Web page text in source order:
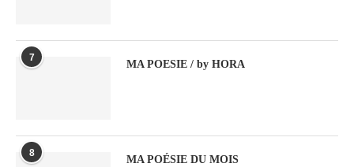
7
MA POESIE / by HORA
8
MA POÉSIE DU MOIS